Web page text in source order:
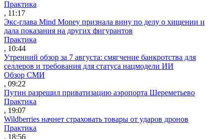
Практика
, 11:17
Экс-глава Mind Money признала вину по делу о хищении и
дала показания на других фигурантов
Практика
, 10:44
Утренний обзор за 7 августа: смягчение банкротства для
селлеров и требования для статуса нацмодели ИИ
Обзор СМИ
, 09:22
Путин разрешил приватизацию аэропорта Шереметьево
Практика
, 19:07
Wildberries начнет страховать товары от ударов дронов
Практика
, 18:56